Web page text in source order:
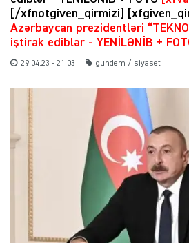
[/xfnotgiven_qirmizi]
Azərbaycan prezidentləri
iştirak ediblər - YENİLƏNİB +
29.04.23 - 21:03 gundem / siyaset